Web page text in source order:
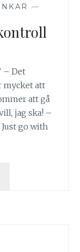
—
– Det
mycket att
att gå
jag ska! –
Just go with